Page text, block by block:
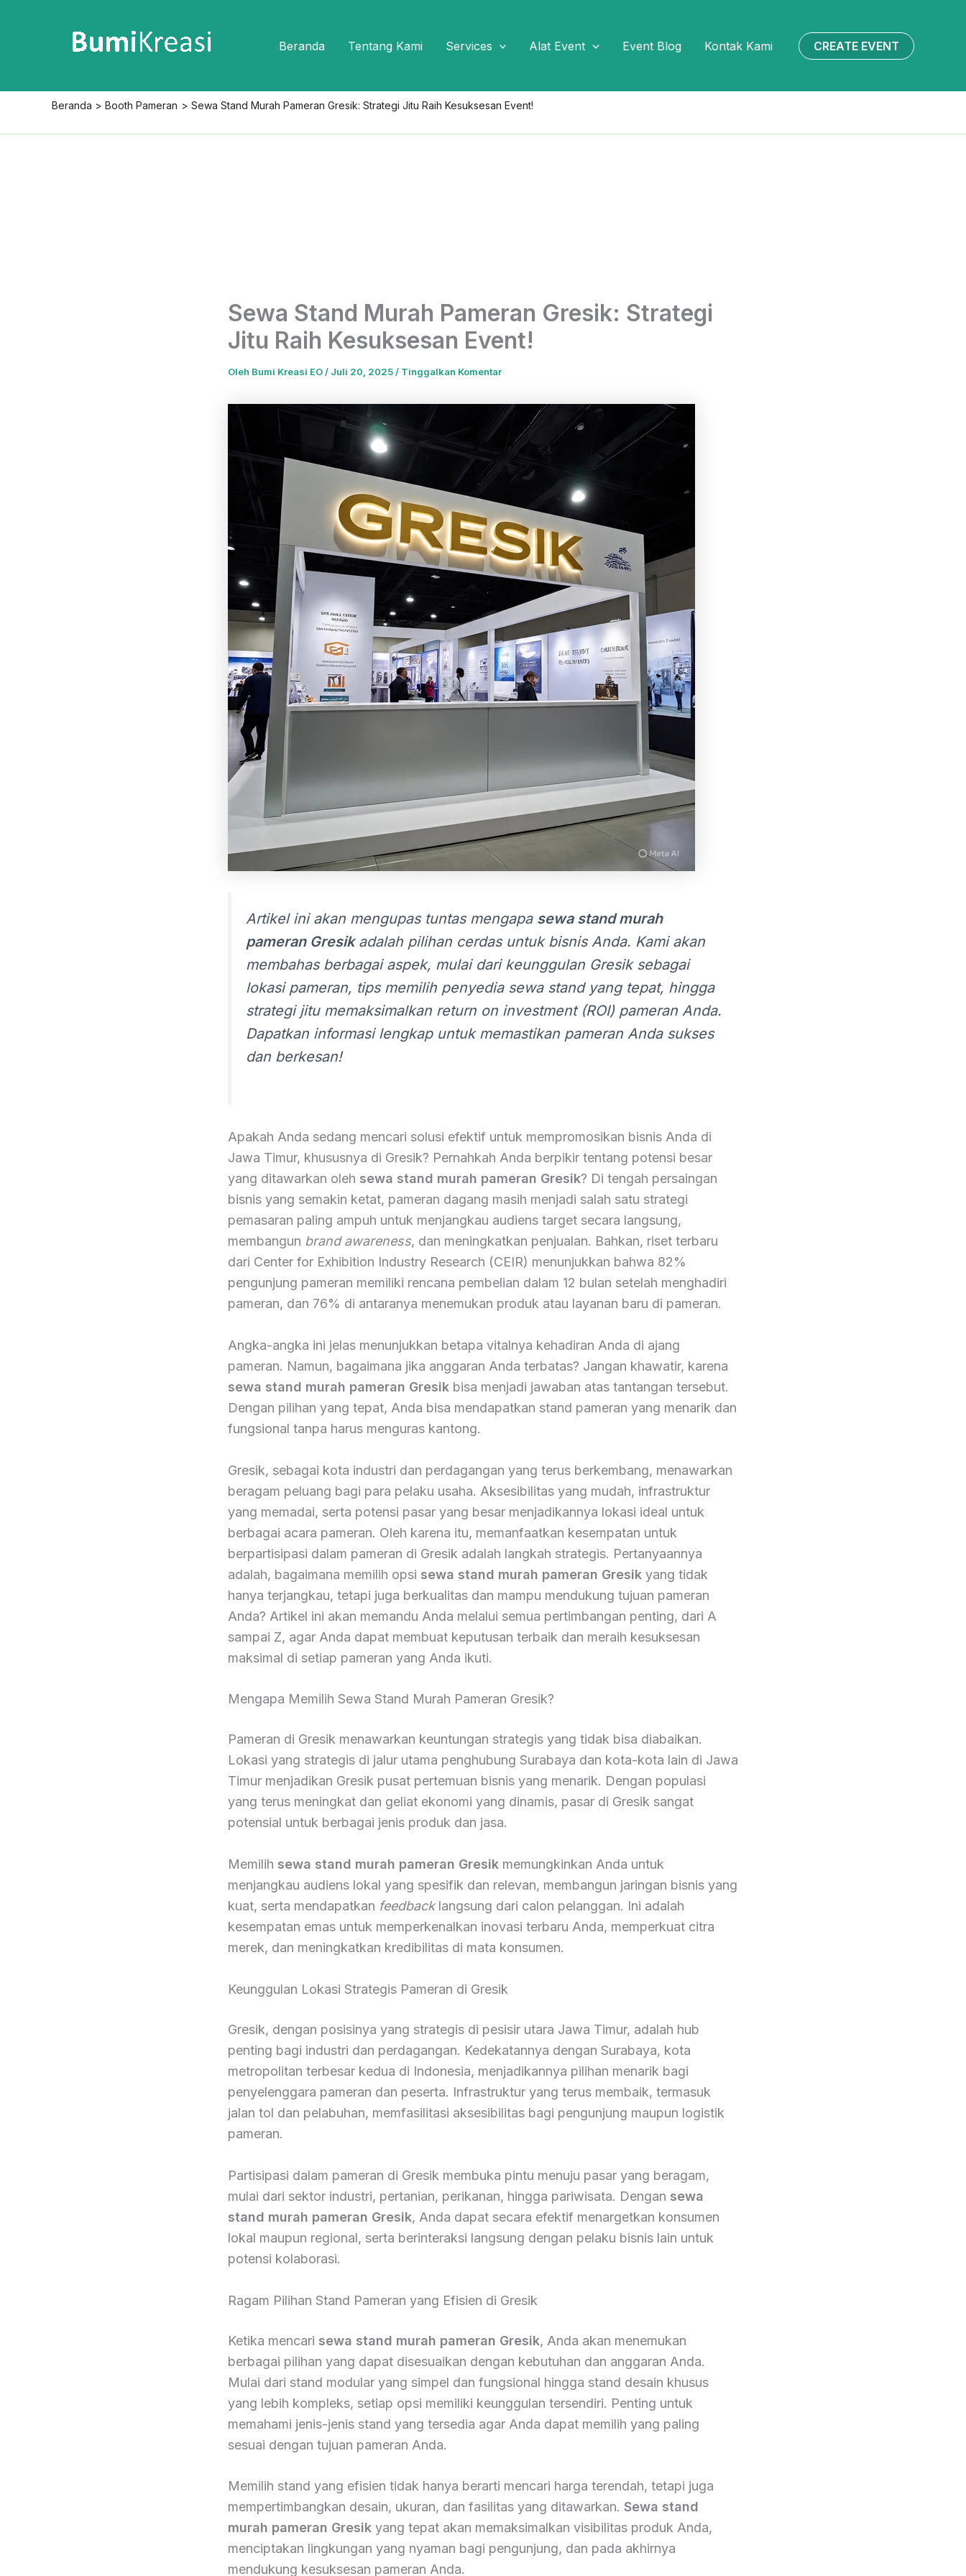
Beranda Tentang Kami Services Alat Event Event Blog Kontak Kami CREATE EVENT
Beranda Booth Pameran Sewa Stand Murah Pameran Gresik: Strategi Jitu Raih Kesuksesan Event!
Sewa Stand Murah Pameran Gresik: Strategi
Jitu Raih Kesuksesan Event!
Oleh Bumi Kreasi EO / Juli 20, 2025 / Tinggalkan Komentar
Artikel ini akan mengupas tuntas mengapa sewa stand murah
pameran Gresikadalah pilihan cerdas untuk bisnis Anda. Kami akan
membahas berbagai aspek, mulai dari keunggulan Gresik sebagai
lokasi pameran, tips memilih penyedia sewa stand yang tepat, hingga
strategi jitu memaksimalkan return on investment(ROI) pameran Anda.
Dapatkan informasi lengkap untuk memastikan pameran Anda sukses
dan berkesan!
Apakah Anda sedang mencari solusi efektif untuk mempromosikan bisnis Anda di
Jawa Timur, khususnya di Gresik? Pernahkah Anda berpikir tentang potensi besar
yang ditawarkan oleh sewa stand murah pameran Gresik? Di tengah persaingan
bisnis yang semakin ketat, pameran dagang masih menjadi salah satu strategi
pemasaran paling ampuh untuk menjangkau audiens target secara langsung,
membangun brand awareness, dan meningkatkan penjualan. Bahkan, riset terbaru
dari Center for Exhibition Industry Research (CEIR) menunjukkan bahwa 82%
pengunjung pameran memiliki rencana pembelian dalam 12 bulan setelah menghadiri
pameran, dan 76% di antaranya menemukan produk atau layanan baru di pameran.
Angka-angka ini jelas menunjukkan betapa vitalnya kehadiran Anda di ajang
pameran. Namun, bagaimana jika anggaran Anda terbatas? Jangan khawatir, karena
sewa stand murah pameran Gresik bisa menjadi jawaban atas tantangan tersebut.
Dengan pilihan yang tepat, Anda bisa mendapatkan stand pameran yang menarik dan
fungsional tanpa harus menguras kantong.
Gresik, sebagai kota industri dan perdagangan yang terus berkembang, menawarkan
beragam peluang bagi para pelaku usaha. Aksesibilitas yang mudah, infrastruktur
yang memadai, serta potensi pasar yang besar menjadikannya lokasi ideal untuk
berbagai acara pameran. Oleh karena itu, memanfaatkan kesempatan untuk
berpartisipasi dalam pameran di Gresik adalah langkah strategis. Pertanyaannya
adalah, bagaimana memilih opsi sewa stand murah pameran Gresik yang tidak
hanya terjangkau, tetapi juga berkualitas dan mampu mendukung tujuan pameran
Anda? Artikel ini akan memandu Anda melalui semua pertimbangan penting, dari A
sampai Z, agar Anda dapat membuat keputusan terbaik dan meraih kesuksesan
maksimal di setiap pameran yang Anda ikuti.
Mengapa Memilih Sewa Stand Murah Pameran Gresik?
Pameran di Gresik menawarkan keuntungan strategis yang tidak bisa diabaikan.
Lokasi yang strategis di jalur utama penghubung Surabaya dan kota-kota lain di Jawa
Timur menjadikan Gresik pusat pertemuan bisnis yang menarik. Dengan populasi
yang terus meningkat dan geliat ekonomi yang dinamis, pasar di Gresik sangat
potensial untuk berbagai jenis produk dan jasa.
Memilih sewa stand murah pameran Gresik memungkinkan Anda untuk
menjangkau audiens lokal yang spesifik dan relevan, membangun jaringan bisnis yang
kuat, serta mendapatkan feedbacklangsung dari calon pelanggan. Ini adalah
kesempatan emas untuk memperkenalkan inovasi terbaru Anda, memperkuat citra
merek, dan meningkatkan kredibilitas di mata konsumen.
Keunggulan Lokasi Strategis Pameran di Gresik
Gresik, dengan posisinya yang strategis di pesisir utara Jawa Timur, adalah hub
penting bagi industri dan perdagangan. Kedekatannya dengan Surabaya, kota
metropolitan terbesar kedua di Indonesia, menjadikannya pilihan menarik bagi
penyelenggara pameran dan peserta. Infrastruktur yang terus membaik, termasuk
jalan tol dan pelabuhan, memfasilitasi aksesibilitas bagi pengunjung maupun logistik
pameran.
Partisipasi dalam pameran di Gresik membuka pintu menuju pasar yang beragam,
mulai dari sektor industri, pertanian, perikanan, hingga pariwisata. Dengan sewa
stand murah pameran Gresik, Anda dapat secara efektif menargetkan konsumen
lokal maupun regional, serta berinteraksi langsung dengan pelaku bisnis lain untuk
potensi kolaborasi.
Ragam Pilihan Stand Pameran yang Efisien di Gresik
Ketika mencari sewa stand murah pameran Gresik, Anda akan menemukan
berbagai pilihan yang dapat disesuaikan dengan kebutuhan dan anggaran Anda.
Mulai dari stand modular yang simpel dan fungsional hingga stand desain khusus
yang lebih kompleks, setiap opsi memiliki keunggulan tersendiri. Penting untuk
memahami jenis-jenis stand yang tersedia agar Anda dapat memilih yang paling
sesuai dengan tujuan pameran Anda.
Memilih stand yang efisien tidak hanya berarti mencari harga terendah, tetapi juga
mempertimbangkan desain, ukuran, dan fasilitas yang ditawarkan. Sewa stand
murah pameran Gresik yang tepat akan memaksimalkan visibilitas produk Anda,
menciptakan lingkungan yang nyaman bagi pengunjung, dan pada akhirnya
mendukung kesuksesan pameran Anda.